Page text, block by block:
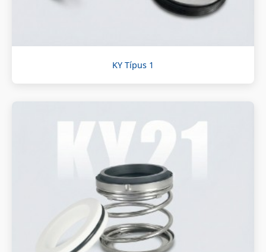
KY Típus 1